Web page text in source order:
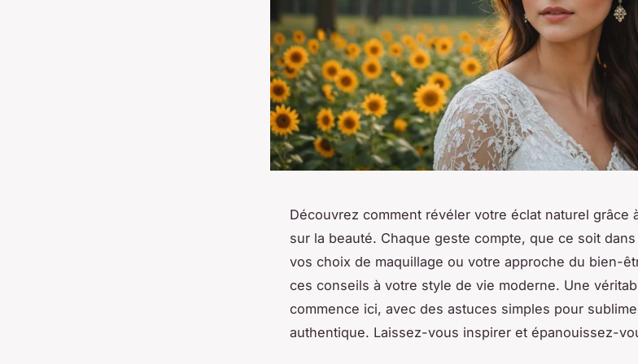
Découvrez comment révéler votre éclat naturel grâce
sur la beauté. Chaque geste compte, que ce soit
vos choix de maquillage ou votre approche du bien-
ces conseils à votre style de vie moderne. Une
commence ici, avec des astuces simples pour
authentique. Laissez-vous inspirer et épanouissez-